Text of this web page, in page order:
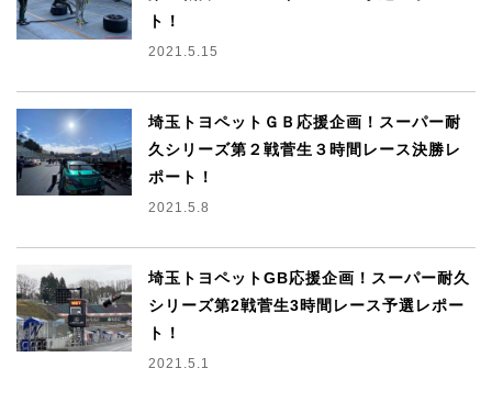
ト！
2021.5.15
埼玉トヨペットＧＢ応援企画！スーパー耐
久シリーズ第２戦菅生３時間レース決勝レ
ポート！
2021.5.8
埼玉トヨペットGB応援企画！スーパー耐久
シリーズ第2戦菅生3時間レース予選レポー
ト！
2021.5.1